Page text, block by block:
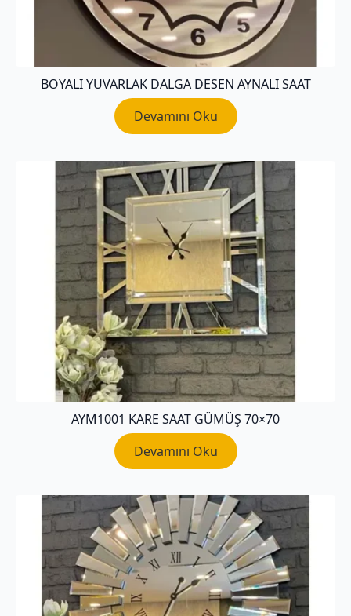
BOYALI YUVARLAK DALGA DESEN AYNALI SAAT
Devamını Oku
AYM1001 KARE SAAT GÜMÜŞ 70×70
Devamını Oku